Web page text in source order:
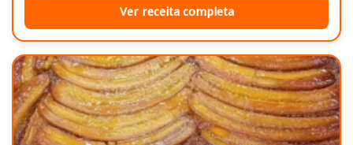
Ver receita completa